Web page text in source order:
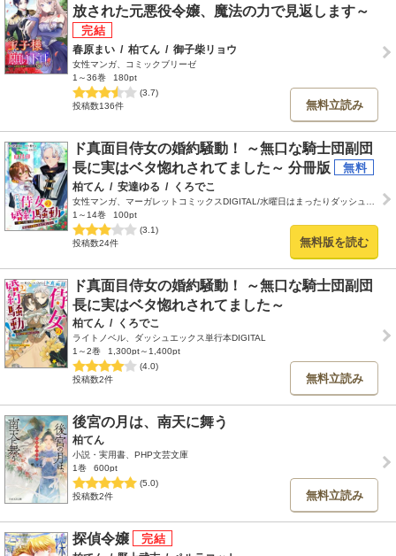
放された元悪役令嬢、魔法の力で見返します～
春原まい / 柏てん / 御子柴リョウ
女性マンガ、コミックブリーゼ
1～36巻
180pt
(3.7)
投稿数136件
無料立読み
ド真面目侍女の婚約騒動！ ～無口な騎士団副団
長に実はベタ惚れされてました～ 分冊版
柏てん / 安達ゆる / くろでこ
1～14巻
100pt
(3.1)
投稿数24件
無料版を読む
ド真面目侍女の婚約騒動！ ～無口な騎士団副団
長に実はベタ惚れされてました～
柏てん / くろでこ
ライトノベル、ダッシュエックス単行本DIGITAL
1～2巻
1,300pt～1,400pt
(4.0)
投稿数2件
無料立読み
後宮の月は、南天に舞う
柏てん
小説・実用書、PHP文芸文庫
1巻
600pt
(5.0)
投稿数2件
無料立読み
探偵令嬢